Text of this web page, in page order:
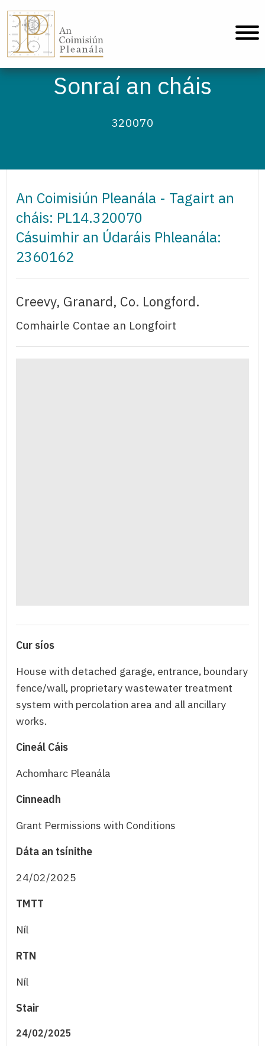
Sonraí an cháis
320070
An Coimisiún Pleanála - Tagairt an
cháis: PL14.320070
Cásuimhir an Údaráis Phleanála:
2360162
Creevy, Granard, Co. Longford.
Comhairle Contae an Longfoirt
Cur síos
House with detached garage, entrance, boundary
fence/wall, proprietary wastewater treatment
system with percolation area and all ancillary
works.
Cineál Cáis
Achomharc Pleanála
Cinneadh
Grant Permissions with Conditions
Dáta an tsínithe
24/02/2025
TMTT
Níl
RTN
Níl
Stair
24/02/2025